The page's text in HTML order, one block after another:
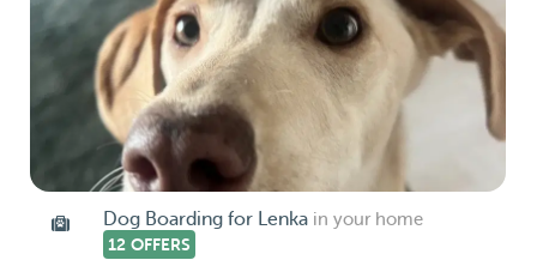
Dog Boarding for Lenka in your home
12 OFFERS